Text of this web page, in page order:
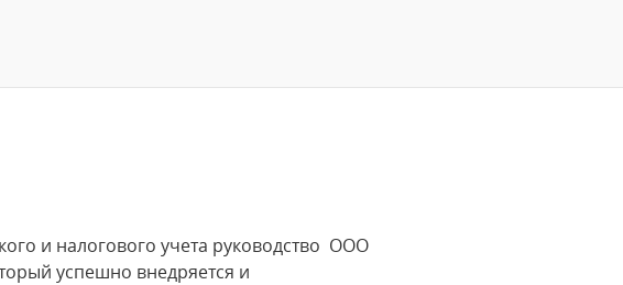
и налогового учета руководство ООО
успешно внедряется и